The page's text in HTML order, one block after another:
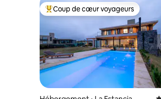
Coups de cœur voyageurs les plus
Coup de cœur voyageurs